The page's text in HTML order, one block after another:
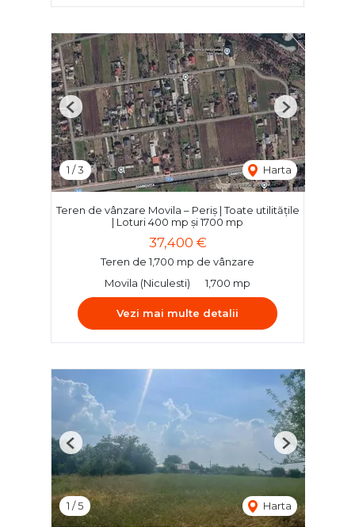
1 /3 Harta
Previous Next
Teren de vânzare Movila – Periș | Toate utilitățile
| Loturi 400 mp și 1700 mp
37,400 €
Teren de 1,700 mp de vânzare
Movila (Niculesti)
1,700 mp
Vezi mai multe detalii
1 /5 Harta
Previous Next